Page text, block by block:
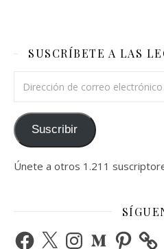
SUSCRÍBETE A LAS
Suscribir
Únete a otros 1.211
Facebook
X InstagramMediumPinterest